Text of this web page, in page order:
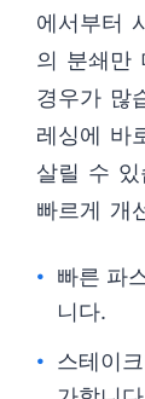
에서부터
의 분쇄만
경우가 많
레싱에 바
살릴 수
빠르게 개
빠른 파
니다.
스테이